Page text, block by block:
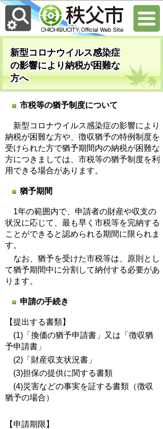
新型コロナウイルス感染症
の影響により納税が困難な
方へ
市税等の猶予制度について
新型コロナウイルス感染症の影響により
納税が困難な方や、徴収猶予の特例制度を
受けられた方で猶予期間内の納税が困難な
方につきましては、市税等の猶予制度を利
用できる場合があります。
猶予期間
1年の範囲内で、申請者の財産や収支の
状況に応じて、最も早く市税等を完納する
ことができると認められる期間に限られま
す。
なお、猶予を受けた市税等は、原則とし
て猶予期間中に分割して納付する必要があ
ります。
申請の手続き
【提出する書類】
(1)「換価の猶予申請書」又は「徴収猶
予申請書」
(2)「財産収支状況書」
(3)担保の提供に関する書類
(4)災害などの事実を証する書類（徴収
猶予の場合）
【申請期限】